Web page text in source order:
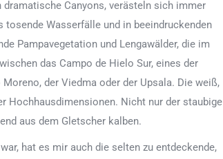
Canyons, verästeln sich immer
Wasserfälle und in beeindruckenden
Pampavegetation und Lengawälder, die im
das Campo de Hielo Sur, eines der
der Viedma oder der Upsala. Die weiß,
Hochhausdimensionen. Nicht nur der staubige
aus dem Gletscher kalben.
hat es mir auch die selten zu entdeckende,